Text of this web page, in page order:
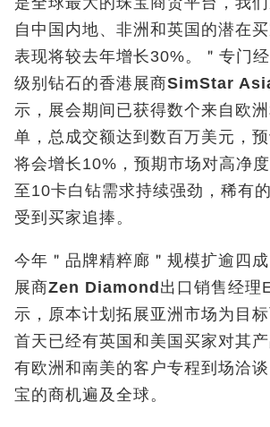
自中国内地、非洲和英国的潜在
表现将较去年增长30%。＂专门
级别钻石的香港展商SimStar
示，展会期间已获得数个来自欧
单，总成交额达到数百万美元，
将会增长10% ，预期市场对高净
至10卡白钻需求持续强劲，稀有
受到买家追捧。
今年＂品牌精粹廊＂规模扩逾四
展商Zen Diamond 出口销售经理
示，原本计划拓展亚洲市场为目
首天已经有英国和美国买家对其
有欧洲和南美的客户专程到场洽
宝的商机遍及全球。